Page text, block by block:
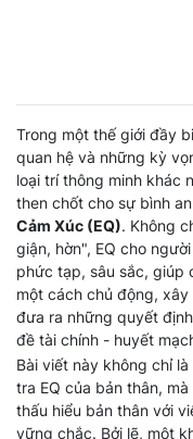
Trong một thế giới đầy
quan hệ và những kỳ
loại trí thông minh khác
then chốt cho sự bình
Cảm Xúc (EQ). Không
giận, hờn", EQ cho
phức tạp, sâu sắc, giúp
một cách chủ động,
đưa ra những quyết
đề tài chính - huyết
Bài viết này không chỉ
tra EQ của bản thân,
thấu hiểu bản thân với
vững chắc. Bởi lẽ, một